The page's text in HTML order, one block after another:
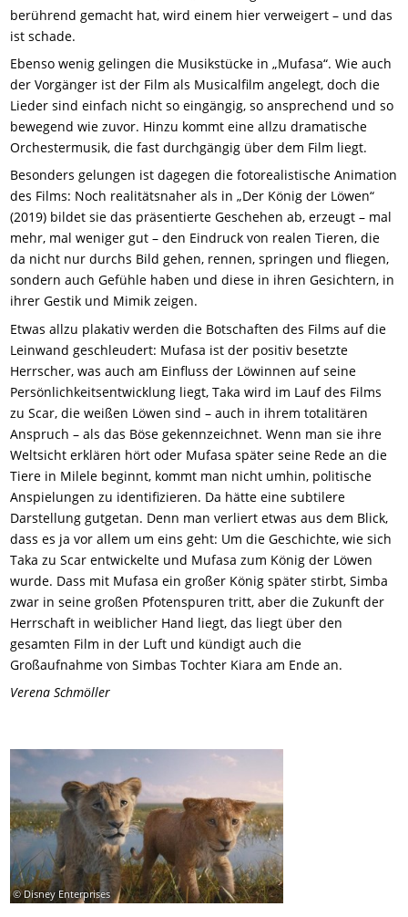
berührend gemacht hat, wird einem hier verweigert – und das
ist schade.
Ebenso wenig gelingen die Musikstücke in „Mufasa“. Wie auch
der Vorgänger ist der Film als Musicalfilm angelegt, doch die
Lieder sind einfach nicht so eingängig, so ansprechend und so
bewegend wie zuvor. Hinzu kommt eine allzu dramatische
Orchestermusik, die fast durchgängig über dem Film liegt.
Besonders gelungen ist dagegen die fotorealistische Animation
des Films: Noch realitätsnaher als in „Der König der Löwen“
(2019) bildet sie das präsentierte Geschehen ab, erzeugt – mal
mehr, mal weniger gut – den Eindruck von realen Tieren, die
da nicht nur durchs Bild gehen, rennen, springen und fliegen,
sondern auch Gefühle haben und diese in ihren Gesichtern, in
ihrer Gestik und Mimik zeigen.
Etwas allzu plakativ werden die Botschaften des Films auf die
Leinwand geschleudert: Mufasa ist der positiv besetzte
Herrscher, was auch am Einfluss der Löwinnen auf seine
Persönlichkeitsentwicklung liegt, Taka wird im Lauf des Films
zu Scar, die weißen Löwen sind – auch in ihrem totalitären
Anspruch – als das Böse gekennzeichnet. Wenn man sie ihre
Weltsicht erklären hört oder Mufasa später seine Rede an die
Tiere in Milele beginnt, kommt man nicht umhin, politische
Anspielungen zu identifizieren. Da hätte eine subtilere
Darstellung gutgetan. Denn man verliert etwas aus dem Blick,
dass es ja vor allem um eins geht: Um die Geschichte, wie sich
Taka zu Scar entwickelte und Mufasa zum König der Löwen
wurde. Dass mit Mufasa ein großer König später stirbt, Simba
zwar in seine großen Pfotenspuren tritt, aber die Zukunft der
Herrschaft in weiblicher Hand liegt, das liegt über den
gesamten Film in der Luft und kündigt auch die
Großaufnahme von Simbas Tochter Kiara am Ende an.
Verena Schmöller
© Disney Enterprises